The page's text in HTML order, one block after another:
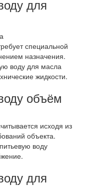
для
специальной
назначения.
воду для масла
жидкости.
объём
исходя из
объекта.
воду
для